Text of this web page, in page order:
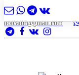
nolcalor@gmail.com